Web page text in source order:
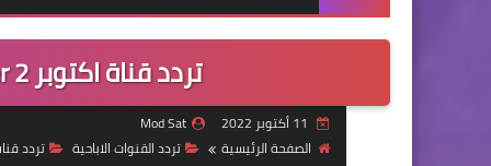
تردد قناة اكتوبر 2 October على النايل سات 2022
Mod Sat
الصفحة الرئيسية
تردد القنوات الاباحية تردد